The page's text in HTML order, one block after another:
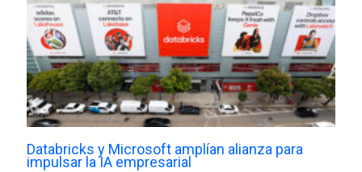
Databricks y Microsoft amplían alianza para
impulsar la IA empresarial